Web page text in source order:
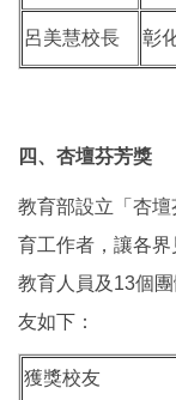
呂美慧校長 彰
四、杏壇芬芳獎
教育部設立「杏
育工作者，讓各
教育人員及13個
友如下：
獲獎校友